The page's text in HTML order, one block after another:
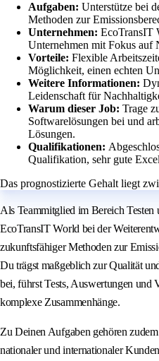
Aufgaben: Unterstütze bei
Methoden zur
Unternehmen: EcoTransIT
Unternehmen mit Fokus auf
Vorteile: Flexible
Möglichkeit, einen echten
Weitere Informationen:
Leidenschaft für
Warum dieser Job: Trage
Softwarelösungen bei und
Lösungen.
Qualifikationen:
Qualifikation, sehr gute
Das prognostizierte Gehalt liegt
Als Teammitglied im Bereich
EcoTransIT World bei der
zukunftsfähiger Methoden zur
Du trägst maßgeblich zur Qualität
bei, führst Tests, Auswertungen und
komplexe Zusammenhänge.
Zu Deinen Aufgaben gehören
nationaler und internationaler